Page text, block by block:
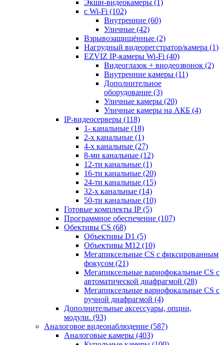
Экшн-видеокамеры (1)
с Wi-Fi (102)
Внутренние (60)
Уличные (42)
Взрывозащищённые (2)
Нагрудный видеорегстратор/камера (1)
EZVIZ IP-камеры Wi-Fi (40)
Видеоглазок + виодеозвонок (2)
Внутренние камеры (11)
Дополнительное
оборудование (3)
Уличные камеры (20)
Уличные камеры на АКБ (4)
IP-видеосерверы (118)
1- канальные (18)
2-х канальные (1)
4-х канальные (27)
8-ми канальные (12)
12-ти канальные (1)
16-ти канальные (20)
24-ти канальные (15)
32-х канальные (14)
50-ти канальные (10)
Готовые комплекты IP (5)
Программное обеспечение (107)
Обективы CS (68)
Объективы D1 (5)
Объективы M12 (10)
Мегапиксельные CS c фиксированным
фокусом (21)
Мегапиксельные вариофокальные CS c
автоматической диафрагмой (28)
Мегапиксельные вариофокальные CS c
ручной диафрагмой (4)
Дополнительные аксессуары, опции,
модули. (93)
Аналоговое видеонаблюдение (587)
Аналоговые камеры (403)